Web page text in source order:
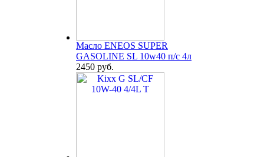
Масло ENEOS SUPER
GASOLINE SL 10w40 п/с 4л
2450 руб.